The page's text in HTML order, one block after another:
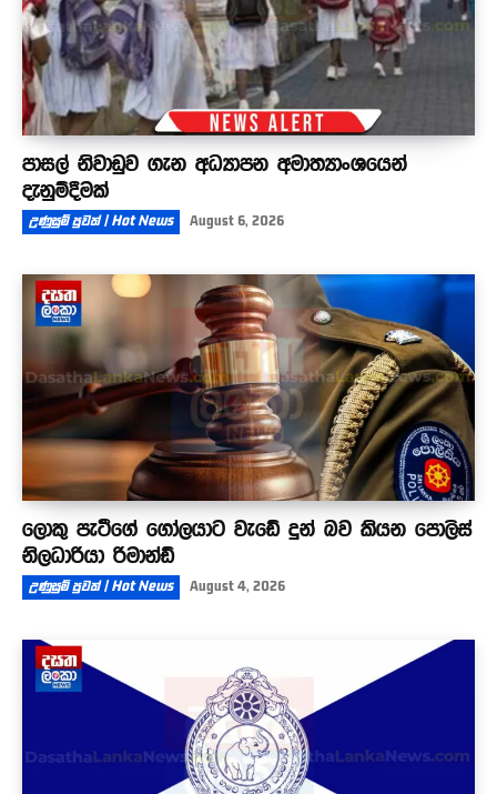
පාසල් නිවාඩුව ගැන අධ්‍යාපන අමාත්‍යාංශයෙන්
දැනුම්දීමක්
උණුසුම් පුවත් | Hot News August 6, 2026
ලොකු පැටීගේ ගෝලයාට වැඩේ දුන් බව කියන පොලිස්
නිලධාරියා රිමාන්ඩ්
උණුසුම් පුවත් | Hot News August 4, 2026